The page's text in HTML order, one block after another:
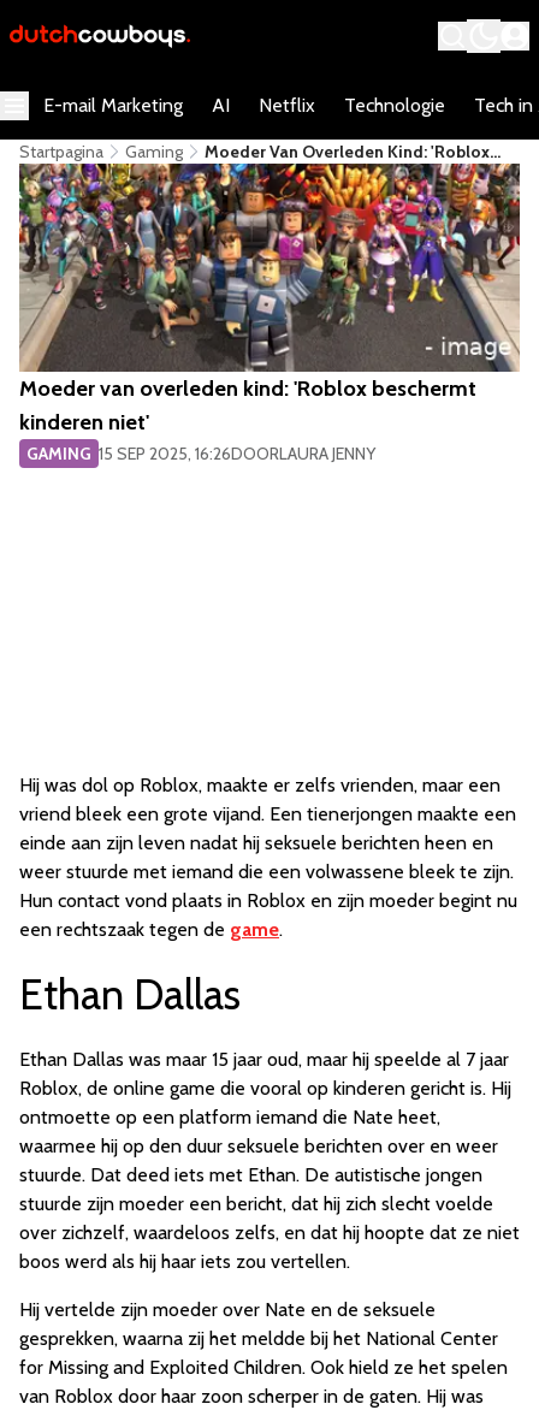
E-mail Marketing AI Netflix Technologie Tech in
Startpagina Gaming
Moeder Van Overleden Kind: 'Roblox
Beschermt Kinderen Niet'
Moeder van overleden kind: 'Roblox beschermt
kinderen niet'
GAMING 15 SEP 2025, 16:26DOORLAURA JENNY
Hij was dol op Roblox, maakte er zelfs vrienden, maar een
vriend bleek een grote vijand. Een tienerjongen maakte een
einde aan zijn leven nadat hij seksuele berichten heen en
weer stuurde met iemand die een volwassene bleek te zijn.
Hun contact vond plaats in Roblox en zijn moeder begint nu
een rechtszaak tegen de game.
Ethan Dallas
Ethan Dallas was maar 15 jaar oud, maar hij speelde al 7 jaar
Roblox, de online game die vooral op kinderen gericht is. Hij
ontmoette op een platform iemand die Nate heet,
waarmee hij op den duur seksuele berichten over en weer
stuurde. Dat deed iets met Ethan. De autistische jongen
stuurde zijn moeder een bericht, dat hij zich slecht voelde
over zichzelf, waardeloos zelfs, en dat hij hoopte dat ze niet
boos werd als hij haar iets zou vertellen.
Hij vertelde zijn moeder over Nate en de seksuele
gesprekken, waarna zij het meldde bij het National Center
for Missing and Exploited Children. Ook hield ze het spelen
van Roblox door haar zoon scherper in de gaten. Hij was